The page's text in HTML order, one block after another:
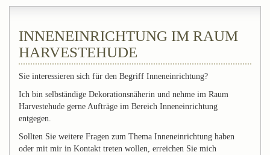
INNENEINRICHTUNG IM RAUM
HARVESTEHUDE
Sie interessieren sich für den Begriff Inneneinrichtung?
Ich bin selbständige Dekorationsnäherin und nehme im Raum
Harvestehude gerne Aufträge im Bereich Inneneinrichtung
entgegen.
Sollten Sie weitere Fragen zum Thema Inneneinrichtung haben
oder mit mir in Kontakt treten wollen, erreichen Sie mich